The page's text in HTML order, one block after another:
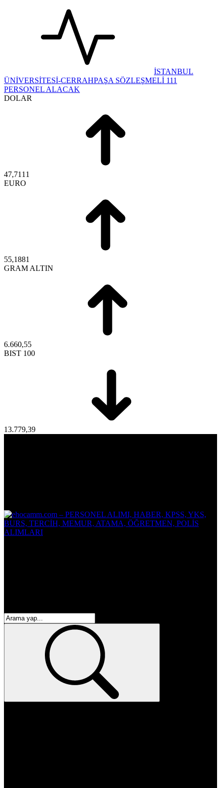
İSTANBUL
ÜNİVERSİTESİ-CERRAHPAŞA SÖZLEŞMELİ 111
PERSONEL ALACAK
DOLAR
47,7111
EURO
55,1881
GRAM ALTIN
6.660,55
BIST 100
13.779,39